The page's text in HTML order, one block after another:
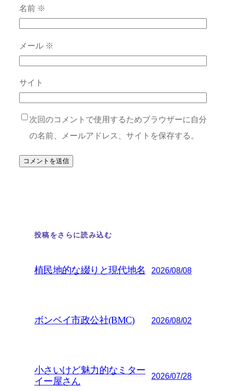
名前 ※
メール ※
サイト
次回のコメントで使用するためブラウザーに自分
の名前、メールアドレス、サイトを保存する。
投稿をさらに読み込む
植民地的な綴りと現代地名 2026/08/08
ボンベイ市政公社(BMC) 2026/08/02
小さいけど魅力的なミター
イー屋さん
2026/07/28